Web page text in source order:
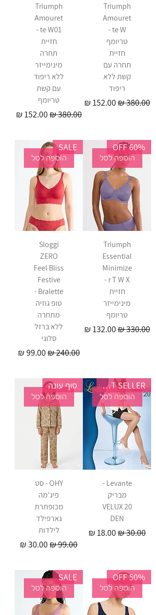
Triumph
Amouret
te W -
טריומף
חזיית
תחרה עם
קשת ללא
ריפוד
מחיר רגיל‏380.00 ‏₪ מחיר מבצע
Triumph
Amouret
te W01 -
חזיית
תחרה
מינימייזר
ללא ריפוד
עם קשת
טריומף
מחיר רגיל‏380.00 ‏₪ מחיר מבצע
הוספה לסל
60% OFF
Triumph
Essential
Minimize
r T W X -
חזיית
מינימייזר
טריומף
מחיר רגיל‏330.00 ‏₪ מחיר מבצע
הוספה לסל
SALE
Sloggi
ZERO
Feel Bliss
Festive
Bralette -
טופ גוזיה
מתחרה
ללא ברזל
סלוגי
מחיר רגיל‏240.00 ‏₪ מחיר מבצע
הוספה לסל
BEST SELLER
Levante -
מבריק
VELUX 20
DEN
מחיר רגיל‏30.00 ‏₪ מחיר מבצע
הוספה לסל
סוף עונה
OHY - סט
פיג'מה
מכופתרת
גארפילד
לילדות
מחיר רגילמחיר מבצע
הוספה לסל
50% OFF
הוספה לסל
SALE